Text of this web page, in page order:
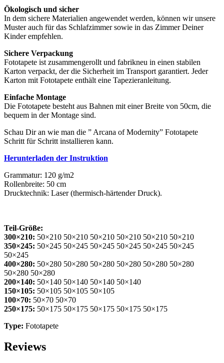
Ökologisch und sicher
In dem sichere Materialien angewendet werden, können wir unsere
Muster auch für das Schlafzimmer sowie in das Zimmer Deiner
Kinder empfehlen.
Sichere Verpackung
Fototapete ist zusammengerollt und fabrikneu in einen stabilen
Karton verpackt, der die Sicherheit im Transport garantiert. Jeder
Karton mit Fototapete enthält eine Tapezieranleitung.
Einfache Montage
Die Fototapete besteht aus Bahnen mit einer Breite von 50cm, die
bequem in der Montage sind.
Schau Dir an wie man die ” Arcana of Modernity” Fototapete
Schritt für Schritt installieren kann.
Herunterladen der Instruktion
Grammatur: 120 g/m2
Rollenbreite: 50 cm
Drucktechnik: Laser (thermisch-härtender Druck).
Teil-Größe:
300×210: 50×210 50×210 50×210 50×210 50×210 50×210
350×245: 50×245 50×245 50×245 50×245 50×245 50×245
50×245
400×280: 50×280 50×280 50×280 50×280 50×280 50×280
50×280 50×280
200×140: 50×140 50×140 50×140 50×140
150×105: 50×105 50×105 50×105
100×70: 50×70 50×70
250×175: 50×175 50×175 50×175 50×175 50×175
Type: Fototapete
Reviews